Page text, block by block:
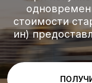
4WD
полный
привод
4,6
разгон до 100
км/ч, с